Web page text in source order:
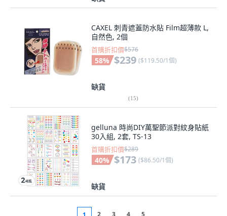
CAXEL 刺青遮蓋防水貼 Film超薄款 L,
自然色, 2個
首購折扣價$576
58% $239 ($119.50/1個)
缺貨
(15)
gelluna 時尚DIY萬聖節派對紋身貼紙
30入組, 2套, TS-13
首購折扣價$289
40% $173 ($86.50/1個)
缺貨
2 3 4 5